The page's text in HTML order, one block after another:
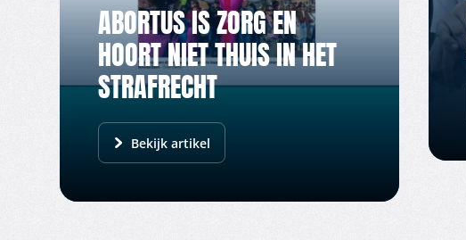
ABORTUS IS ZORG EN
HOORT NIET THUIS IN HET
STRAFRECHT
Bekijk artikel